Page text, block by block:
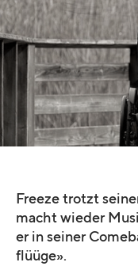
Freeze trotzt
macht wieder
er in seiner
flüüge».